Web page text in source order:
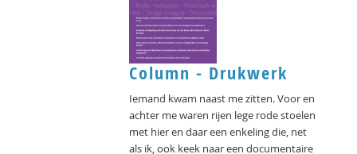
Column - Drukwerk
Iemand kwam naast me zitten. Voor en
achter me waren rijen lege rode stoelen
met hier en daar een enkeling die, net
als ik, ook keek naar een documentaire